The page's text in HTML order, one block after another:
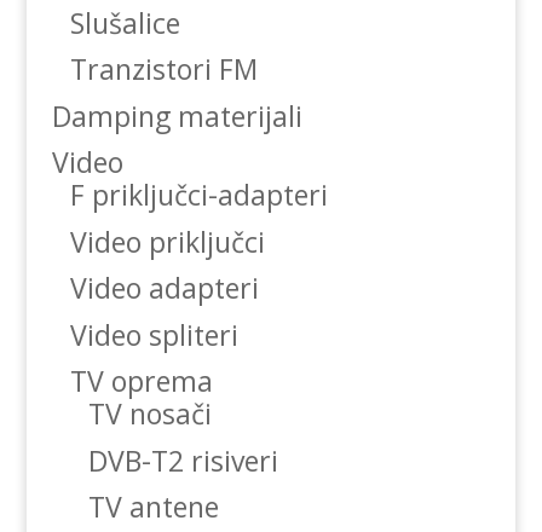
Slušalice
Tranzistori FM
Damping materijali
Video
F priključci-adapteri
Video priključci
Video adapteri
Video spliteri
TV oprema
TV nosači
DVB-T2 risiveri
TV antene